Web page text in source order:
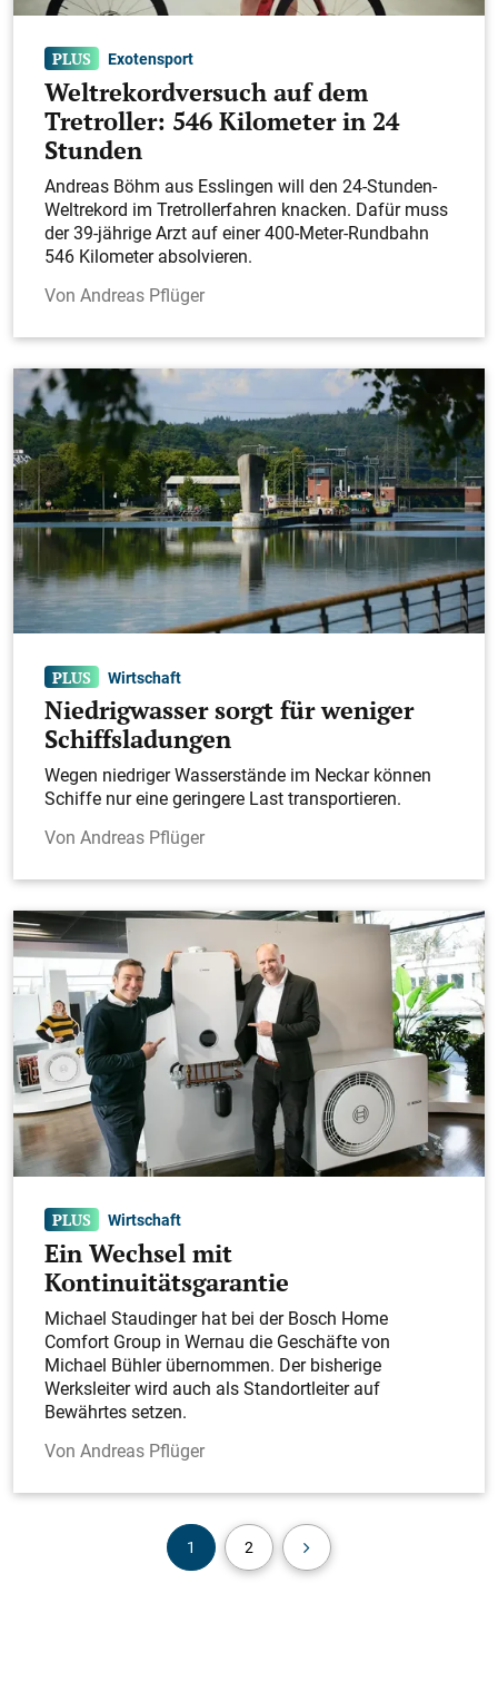
Exotensport
Weltrekordversuch auf dem
Tretroller: 546 Kilometer in 24
Stunden
Andreas Böhm aus Esslingen will den 24-Stunden-
Weltrekord im Tretrollerfahren knacken. Dafür muss
der 39-jährige Arzt auf einer 400-Meter-Rundbahn
546 Kilometer absolvieren.
Andreas Pflüger
Wirtschaft
Niedrigwasser sorgt für weniger
Schiffsladungen
Wegen niedriger Wasserstände im Neckar können
Schiffe nur eine geringere Last transportieren.
Andreas Pflüger
Wirtschaft
Ein Wechsel mit
Kontinuitätsgarantie
Michael Staudinger hat bei der Bosch Home
Comfort Group in Wernau die Geschäfte von
Michael Bühler übernommen. Der bisherige
Werksleiter wird auch als Standortleiter auf
Bewährtes setzen.
Andreas Pflüger
1 2